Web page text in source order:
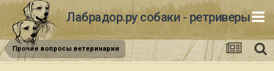
Лабрадор.ру собаки - ретриверы
Прочие вопросы ветеринарии